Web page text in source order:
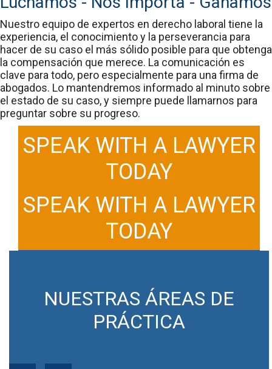
Nuestro equipo de expertos en derecho laboral tiene la
experiencia, el conocimiento y la perseverancia para
hacer de su caso el más sólido posible para que obtenga
la compensación que merece. La comunicación es
clave para todo, pero especialmente para una firma de
abogados. Lo mantendremos informado al minuto sobre
el estado de su caso, y siempre puede llamarnos para
preguntar sobre su progreso.
SPEAK WITH A LAWYER
TODAY
SPEAK WITH A LAWYER
TODAY
NUESTRAS ÁREAS DE
PRÁCTICA